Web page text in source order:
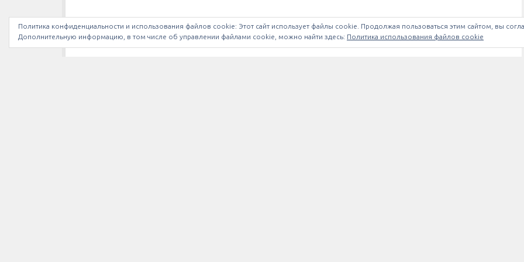
Политика конфиденциальности и использования файлов сookie: Этот сайт использует файлы cookie. Продолжая пользоваться этим сайтом, вы
Дополнительную информацию, в том числе об управлении файлами cookie, можно найти здесь: Политика использования файлов cookie